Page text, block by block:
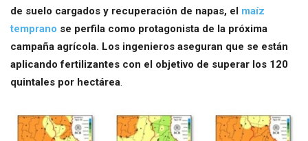
de suelo cargados y recuperación de napas, el maíz
temprano se perfila como protagonista de la próxima
campaña agrícola. Los ingenieros aseguran que se están
aplicando fertilizantes con el objetivo de superar los 120
quintales por hectárea.